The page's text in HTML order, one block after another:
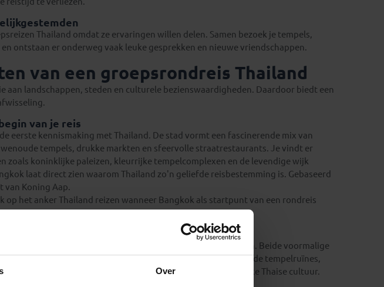
Over
Thailand omdat ze ervaringen willen delen. Samen bezoek je tempels,
ontstaan er onderweg vaak leuke gesprekken en nieuwe vriendschappen.
van een groepsrondreis Thailand
aan landschappen, steden en culturele bezienswaardigheden. Daardoor biedt een
van je reis
eerste kennismaking met Thailand. De stad vormt een fascinerende mix van
tempels, drukke markten en sfeervolle straatrestaurants. Je vindt er
zoals koninklijke paleizen, kleurrijke tempelcomplexen en de levendige wijk
laat direct zien waarom Thailand zo'n geliefde reisbestemming is. Gebaseerd
van Koning Aap.
op het anker Thailand reizen wanneer Bangkok als startpunt van een rondreis
van Thailand mag Ayutthaya en Sukhothai niet missen. Beide voormalige
historische locaties van het land. Tussen eeuwenoude tempelruïnes,
en historische overblijfselen krijg je een goed beeld van de rijke Thaise cultuur.